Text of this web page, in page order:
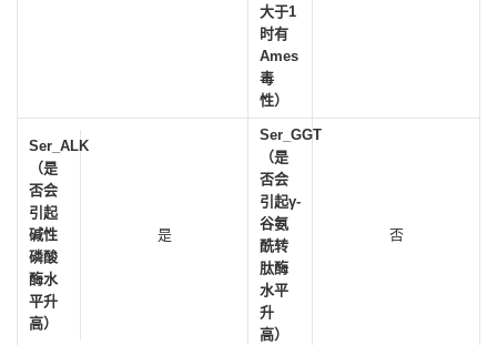
大于1
时有
Ames
毒
性）
Ser_ALK
（是
否会
引起
碱性
磷酸
酶水
平升
高）
是
Ser_GGT
（是
否会
引起γ-
谷氨
酰转
肽酶
水平
升
高）
否